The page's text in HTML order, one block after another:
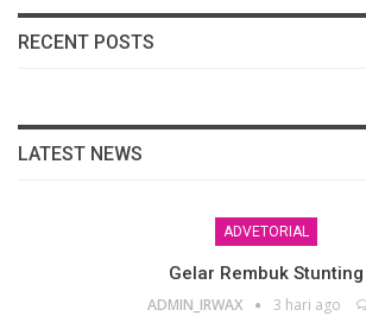
RECENT POSTS
LATEST NEWS
ADVETORIAL
Gelar Rembuk Stunting
ADMIN_IRWAX 3 hari ago